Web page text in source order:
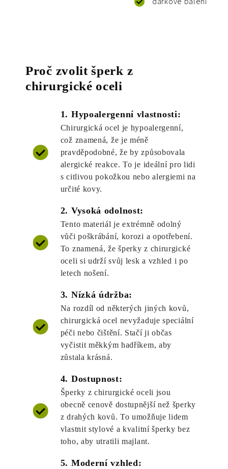
Proč zvolit šperk z
chirurgické oceli
1. Hypoalergenní vlastnosti:
Chirurgická ocel je hypoalergenní,
což znamená, že je méně
pravděpodobné, že by způsobovala
alergické reakce. To je ideální pro lidi
s citlivou pokožkou nebo alergiemi na
určité kovy.
2. Vysoká odolnost:
Tento materiál je extrémně odolný
vůči poškrábání, korozi a opotřebení.
To znamená, že šperky z chirurgické
oceli si udrží svůj lesk a vzhled i po
letech nošení.
3. Nízká údržba:
Na rozdíl od některých jiných kovů,
chirurgická ocel nevyžaduje speciální
péči nebo čištění. Stačí ji občas
vyčistit měkkým hadříkem, aby
zůstala krásná.
4. Dostupnost:
Šperky z chirurgické oceli jsou
obecně cenově dostupnější než šperky
z drahých kovů. To umožňuje lidem
vlastnit stylové a kvalitní šperky bez
toho, aby utratili majlant.
5. Moderní vzhled: